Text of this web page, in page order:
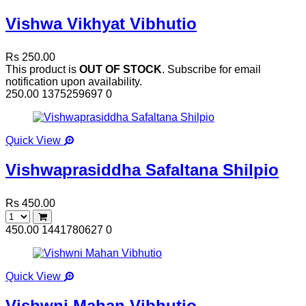
Vishwa Vikhyat Vibhutio
Rs 250.00
This product is OUT OF STOCK. Subscribe for email
notification upon availability.
250.00 1375259697 0
Quick View
Vishwaprasiddha Safaltana Shilpio
Rs 450.00
450.00 1441780627 0
Quick View